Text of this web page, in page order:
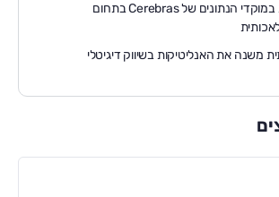
גידול כוח וחדשנות במוקדי הנתונים של Cerebras בתחום
משנה את האנליטיקות בשיווק דיגיטלי